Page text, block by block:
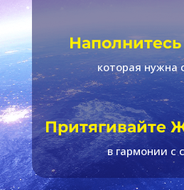
которая нужна
Притягивайте
в гармонии с